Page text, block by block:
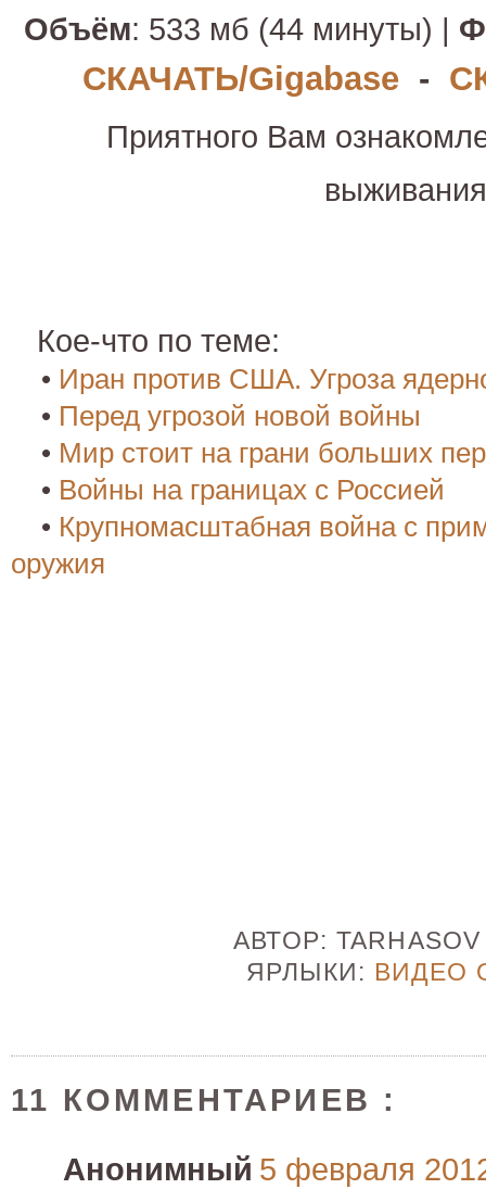
Объём: 533 мб (44 минуты) |
СКАЧАТЬ/Gigabase-
Приятного Вам
выживания
Кое-что по теме:
• Иран против США. Угроза
• Перед угрозой новой войны
• Мир стоит на грани больших
• Войны на границах с Россией
• Крупномасштабная война с
оружия
АВТОР:
ЯРЛЫКИ: ВИДЕО
11 КОММЕНТАРИЕВ :
Анонимный 5 февраля